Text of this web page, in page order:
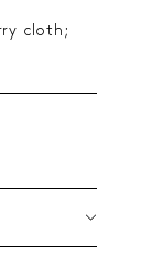
cloth;